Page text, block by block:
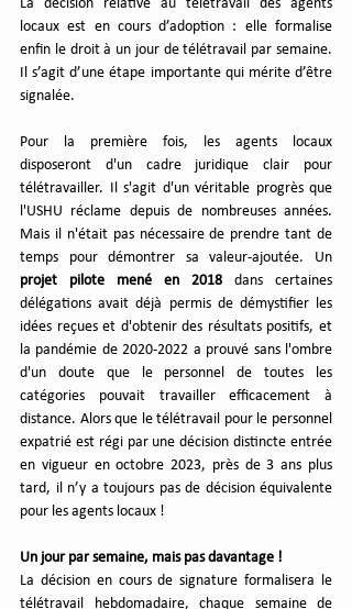
La décision relative au télétravail des agents
locaux est en cours d’adoption : elle formalise
enfin le droit à un jour de télétravail par semaine.
Il s’agit d’une étape importante qui mérite d’être
signalée.
Pour la première fois, les agents locaux
disposeront d'un cadre juridique clair pour
télétravailler. Il s'agit d'un véritable progrès que
l'USHU réclame depuis de nombreuses années.
Mais il n'était pas nécessaire de prendre tant de
projet pilote mené en 2018 dans certaines
délégations avait déjà permis de démystifier les
idées reçues et d'obtenir des résultats positifs, et
la pandémie de 2020-2022 a prouvé sans l'ombre
d'un doute que le personnel de toutes les
catégories pouvait travailler efficacement à
distance. Alors que le télétravail pour le personnel
expatrié est régi par une décision distincte entrée
en vigueur en octobre 2023, près de 3 ans plus
tard, il n’y a toujours pas de décision équivalente
pour les agents locaux !
Un jour par semaine, mais pas davantage !
La décision en cours de signature formalisera le
télétravail hebdomadaire, chaque semaine de